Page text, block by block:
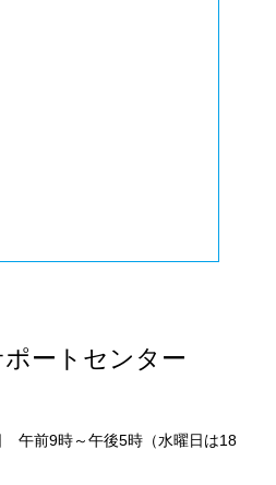
ートセンター
午前9時～午後5時（水曜日は18